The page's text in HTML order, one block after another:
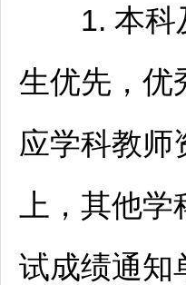
1. 本科及
生优先，优
应学科教师
上，其他
试成绩通知